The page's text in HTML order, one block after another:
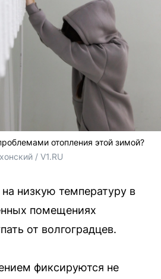
отопления этой зимой?
/ V1.RU
низкую температуру в
помещениях
от волгоградцев.
фиксируются не